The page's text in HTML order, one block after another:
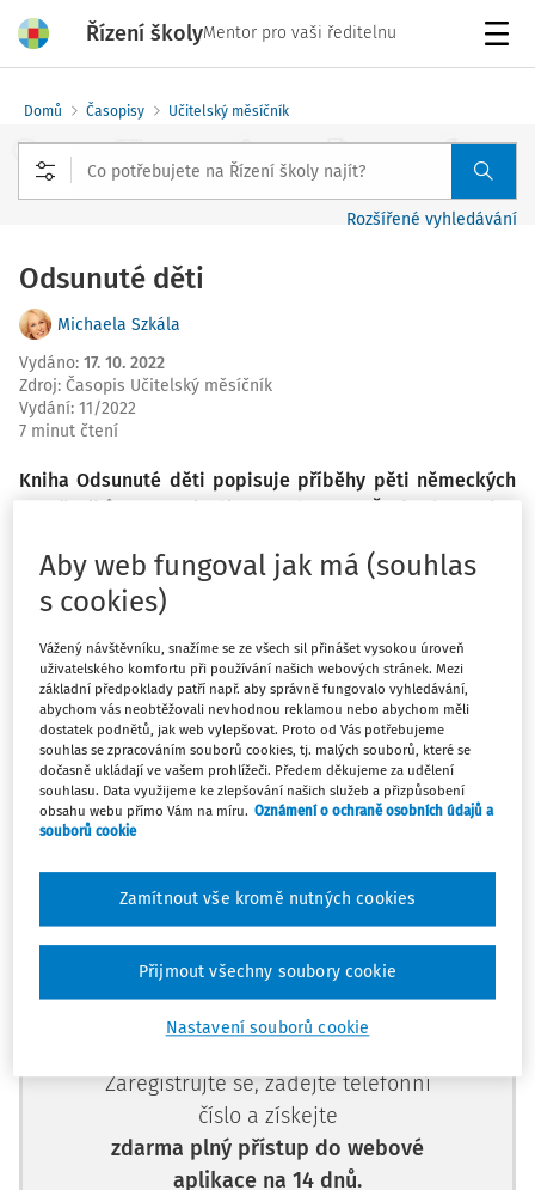
Řízení školyMentor pro vaši ředitelnu
Domů Časopisy Učitelský měsíčník
Rozšířené vyhledávání
Odsunuté děti
Michaela Szkála
Vydáno: 17. 10. 2022
Zdroj: Časopis Učitelský měsíčník
Vydání: 11/2022
7 minut čtení
Kniha Odsunuté děti popisuje příběhy pěti německých
pamětníků. Vzpomínají na odsun z Československa,
stuha v kategorii komiksu a nyní vám přinášíme
rozhovor s jedním z jejích spoluautorů Janem Blažkem.
Máte předplatné? Přihlaste se.
Tento dokument je jen pro
předplatitele.
Zaregistrujte se, zadejte telefonní
číslo a získejte
zdarma plný přístup do webové
aplikace na 14 dnů.
Aby web fungoval jak má (souhlas
s cookies)
Vážený návštěvníku, snažíme se ze všech sil přinášet vysokou úroveň
uživatelského komfortu při používání našich webových stránek. Mezi
základní předpoklady patří např. aby správně fungovalo vyhledávání,
abychom vás neobtěžovali nevhodnou reklamou nebo abychom měli
dostatek podnětů, jak web vylepšovat. Proto od Vás potřebujeme
souhlas se zpracováním souborů cookies, tj. malých souborů, které se
dočasně ukládají ve vašem prohlížeči. Předem děkujeme za udělení
souhlasu. Data využijeme ke zlepšování našich služeb a přizpůsobení
obsahu webu přímo Vám na míru. Oznámení o ochraně osobních údajů a
souborů cookie
Nastavení souborů cookie
Zamítnout vše kromě nutných cookies
Přijmout všechny soubory cookie